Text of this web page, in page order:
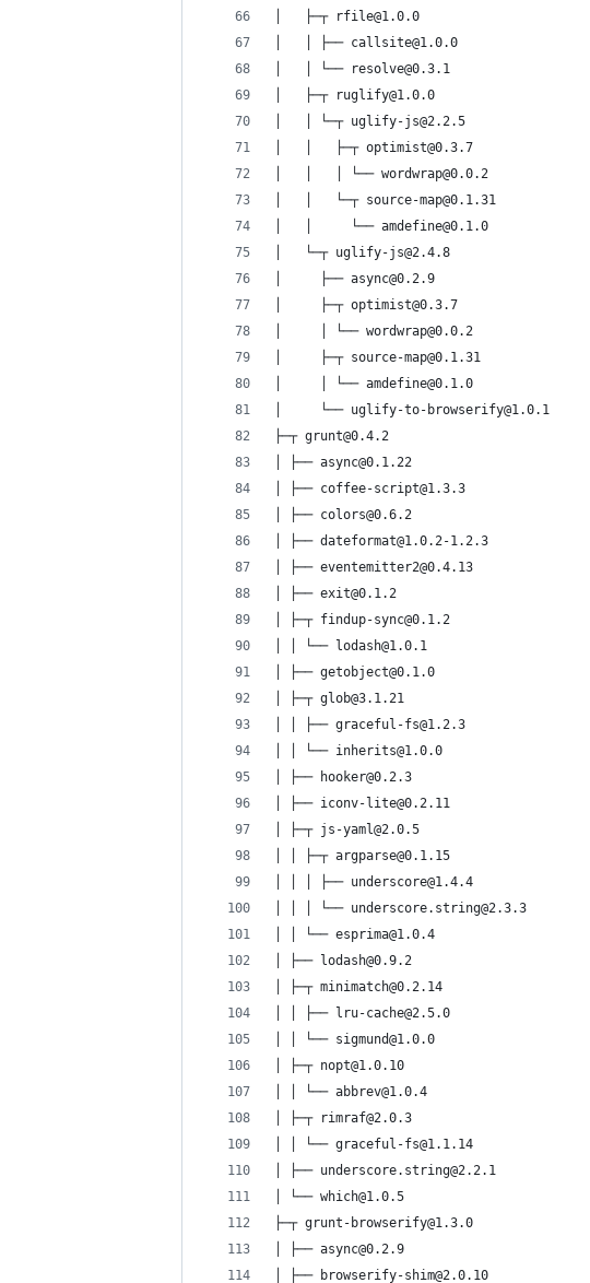
│   ├─┬ rfile@1.0.0
│   │ ├── callsite@1.0.0
│   │ └── resolve@0.3.1
│   ├─┬ ruglify@1.0.0
│   │ └─┬ uglify-js@2.2.5
│   │   ├─┬ optimist@0.3.7
│   │   │ └── wordwrap@0.0.2
│   │   └─┬ source-map@0.1.31
│   │     └── amdefine@0.1.0
│   └─┬ uglify-js@2.4.8
│     ├── async@0.2.9
│     ├─┬ optimist@0.3.7
│     │ └── wordwrap@0.0.2
│     ├─┬ source-map@0.1.31
│     │ └── amdefine@0.1.0
│     └── uglify-to-browserify@1.0.1
├─┬ grunt@0.4.2
│ ├── async@0.1.22
│ ├── coffee-script@1.3.3
│ ├── colors@0.6.2
│ ├── dateformat@1.0.2-1.2.3
│ ├── eventemitter2@0.4.13
│ ├── exit@0.1.2
│ ├─┬ findup-sync@0.1.2
│ │ └── lodash@1.0.1
│ ├── getobject@0.1.0
│ ├─┬ glob@3.1.21
│ │ ├── graceful-fs@1.2.3
│ │ └── inherits@1.0.0
│ ├── hooker@0.2.3
│ ├── iconv-lite@0.2.11
│ ├─┬ js-yaml@2.0.5
│ │ ├─┬ argparse@0.1.15
│ │ │ ├── underscore@1.4.4
│ │ │ └── underscore.string@2.3.3
│ │ └── esprima@1.0.4
│ ├── lodash@0.9.2
│ ├─┬ minimatch@0.2.14
│ │ ├── lru-cache@2.5.0
│ │ └── sigmund@1.0.0
│ ├─┬ nopt@1.0.10
│ │ └── abbrev@1.0.4
│ ├─┬ rimraf@2.0.3
│ │ └── graceful-fs@1.1.14
│ ├── underscore.string@2.2.1
│ └── which@1.0.5
├─┬ grunt-browserify@1.3.0
│ ├── async@0.2.9
│ ├── browserify-shim@2.0.10